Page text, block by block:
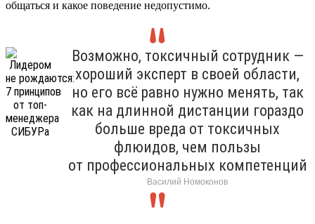
общаться и какое поведение недопустимо.
Возможно, токсичный сотрудник —
хороший эксперт в своей области,
но его всё равно нужно менять, так
как на длинной дистанции гораздо
больше вреда от токсичных
флюидов, чем пользы
от профессиональных компетенций
Василий Номоконов